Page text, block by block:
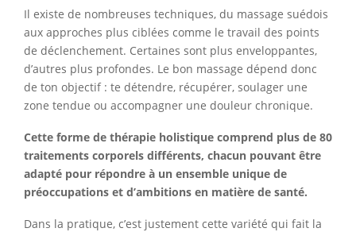
Il existe de nombreuses techniques, du massage suédois
aux approches plus ciblées comme le travail des points
de déclenchement. Certaines sont plus enveloppantes,
d’autres plus profondes. Le bon massage dépend donc
de ton objectif : te détendre, récupérer, soulager une
zone tendue ou accompagner une douleur chronique.
Cette forme de thérapie holistique comprend plus de 80
traitements corporels différents, chacun pouvant être
adapté pour répondre à un ensemble unique de
préoccupations et d’ambitions en matière de santé.
Dans la pratique, c’est justement cette variété qui fait la